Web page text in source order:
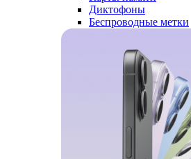
Диктофоны
Беспроводные метки